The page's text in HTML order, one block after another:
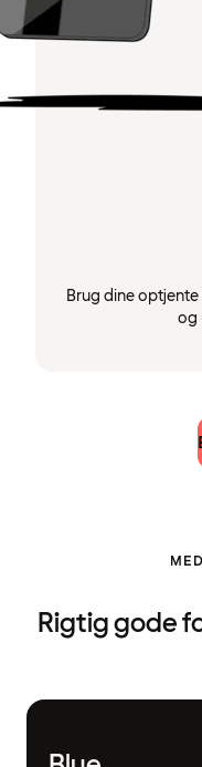
Brug dine
og
Rigtig gode